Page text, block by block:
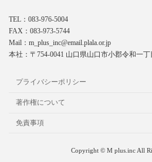
TEL：083-976-5004
FAX：083-973-5744
Mail：m_plus_inc@email.plala.or.jp
本社：〒754-0041 山口県山口市小郡令和一丁
プライバシーポリシー
著作権について
免責事項
Copyright © M plus.inc All